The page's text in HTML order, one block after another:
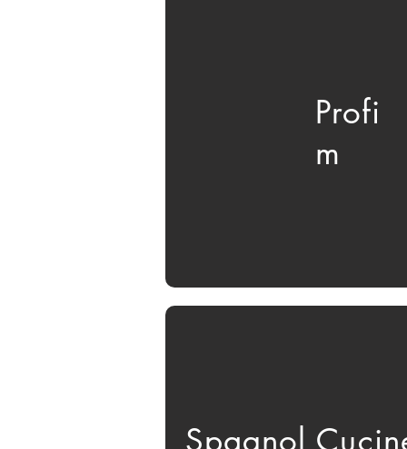
Profi
m
Spagnol